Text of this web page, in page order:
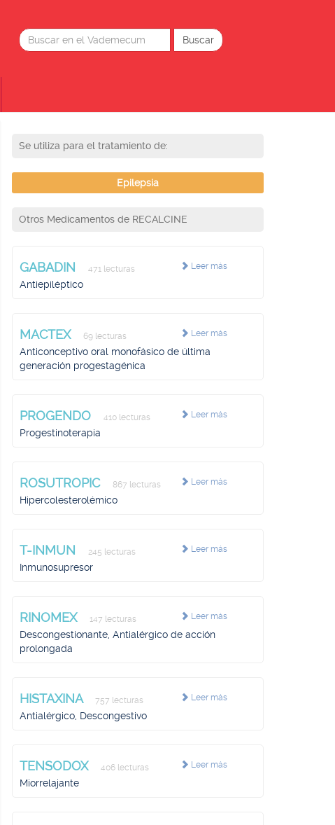
Se utiliza para el tratamiento de:
Epilepsia
Otros Medicamentos de RECALCINE
Leer más
GABADIN 471 lecturas
Antiepiléptico
Leer más
MACTEX 69 lecturas
Anticonceptivo oral monofásico de última
generación progestagénica
Leer más
PROGENDO 410 lecturas
Progestinoterapia
Leer más
ROSUTROPIC 867 lecturas
Hipercolesterolémico
Leer más
T-INMUN 245 lecturas
Inmunosupresor
Leer más
RINOMEX 147 lecturas
Descongestionante, Antialérgico de acción
prolongada
Leer más
HISTAXINA 757 lecturas
Antialérgico, Descongestivo
Leer más
TENSODOX 406 lecturas
Miorrelajante